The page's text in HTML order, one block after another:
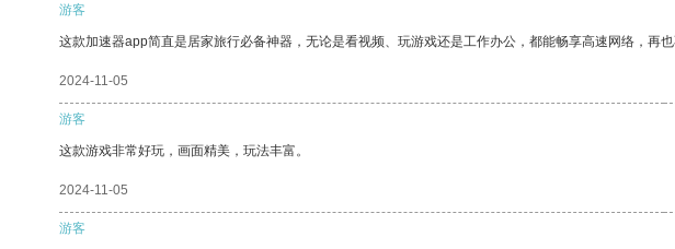
游客
这款加速器app简直是居家旅行必备神器，无论是看视频、玩游戏还是工作办公，都能畅享高速网络，再也
2024-11-05
游客
这款游戏非常好玩，画面精美，玩法丰富。
2024-11-05
游客